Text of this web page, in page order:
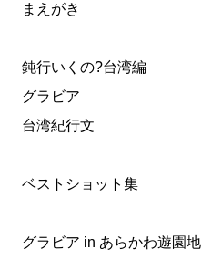
まえがき
鈍行いくの?台湾編
グラビア
台湾紀行文
ベストショット集
グラビア in あらかわ遊園地